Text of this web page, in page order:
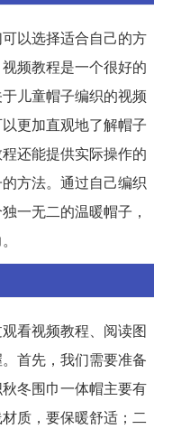
以选择适合自己的方
频教程是一个很好的
儿童帽子编织的视频
更加直观地了解帽子
还能提供实际操作的
方法。通过自己编织
一无二的温暖帽子，
看视频教程、阅读图
首先，我们需要准备
冬围巾一体帽主要有
质，要保暖舒适；二